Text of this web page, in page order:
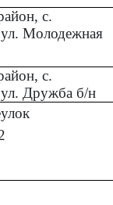
с.
Молодежная
с.
Дружба б/н